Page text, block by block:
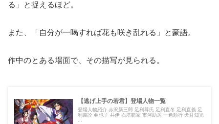
る」と捉えるほど。
また、「自分が一喝すれば花も咲き乱れる」と豪語。
作中のとある場面で、その描写が見られる。
【逃げ上手の若君】登場人物一覧
登場人物紹介 赤沢新三郎 足利尊氏 足利直冬 足利直義 足
利義詮 亜也子 井伊 石塔範家 市河助房 一色頼行 犬甘知光
...